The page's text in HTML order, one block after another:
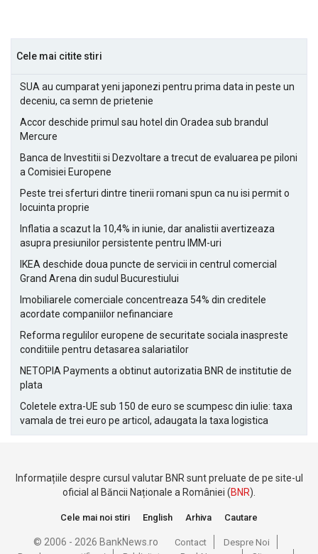
Cele mai citite stiri
SUA au cumparat yeni japonezi pentru prima data in peste un
deceniu, ca semn de prietenie
Accor deschide primul sau hotel din Oradea sub brandul
Mercure
Banca de Investitii si Dezvoltare a trecut de evaluarea pe piloni
a Comisiei Europene
Peste trei sferturi dintre tinerii romani spun ca nu isi permit o
locuinta proprie
Inflatia a scazut la 10,4% in iunie, dar analistii avertizeaza
asupra presiunilor persistente pentru IMM-uri
IKEA deschide doua puncte de servicii in centrul comercial
Grand Arena din sudul Bucurestiului
Imobiliarele comerciale concentreaza 54% din creditele
acordate companiilor nefinanciare
Reforma regulilor europene de securitate sociala inaspreste
conditiile pentru detasarea salariatilor
NETOPIA Payments a obtinut autorizatia BNR de institutie de
plata
Coletele extra-UE sub 150 de euro se scumpesc din iulie: taxa
vamala de trei euro pe articol, adaugata la taxa logistica
Informațiile despre cursul valutar BNR sunt preluate de pe site-ul
oficial al Băncii Naționale a României (BNR).
Cele mai noi stiri English Arhiva Cautare
© 2006 - 2026 BankNews.ro Contact
Despre Noi